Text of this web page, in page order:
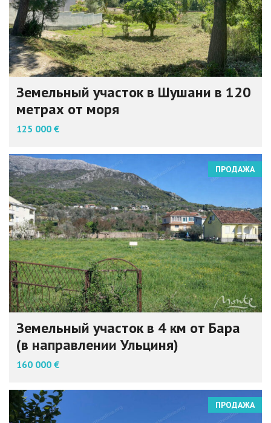
Земельный участок в Шушани в 120
метрах от моря
125 000 €
ПРОДАЖА
Земельный участок в 4 км от Бара
(в направлении Ульциня)
160 000 €
ПРОДАЖА